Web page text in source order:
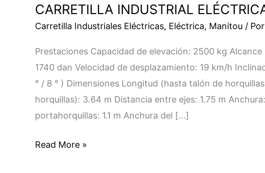
CARRETILLA INDUSTRIAL
Carretilla Industriales Eléctricas, Eléctrica, Manitou / Por
Prestaciones Capacidad de elevación: 2500 kg
1740 dan Velocidad de desplazamiento: 19 km/h
° / 8 ° ) Dimensiones Longitud (hasta talón de
horquillas): 3.64 m Distancia entre ejes: 1.75 m
portahorquillas: 1.1 m Anchura del […]
Read More »